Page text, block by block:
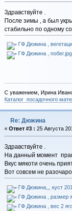
Здравствуйте .
После зимы , а был
стабильно по одному
ГФ Дюжина ,
ГФ Дюжина , побег.jpg
С уважением, Ирина
Каталог посадочного
Re: Дюжина
« Ответ #3 : 25 Августа
Здравствуйте .
На данный момент
Вкус мякоти очень
Вот совсем не
ГФ Дюжина,,, куст
ГФ Дюжина , размер
ГФ Дюжина , вес 2